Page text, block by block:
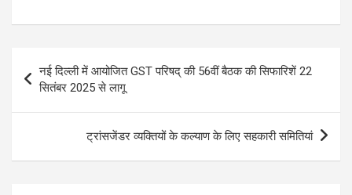
Post
navigation
नई दिल्ली में आयोजित GST परिषद् की 56वीं बैठक की सिफारिशें 22
सितंबर 2025 से लागू
ट्रांसजेंडर व्यक्तियों के कल्याण के लिए सहकारी समितियां